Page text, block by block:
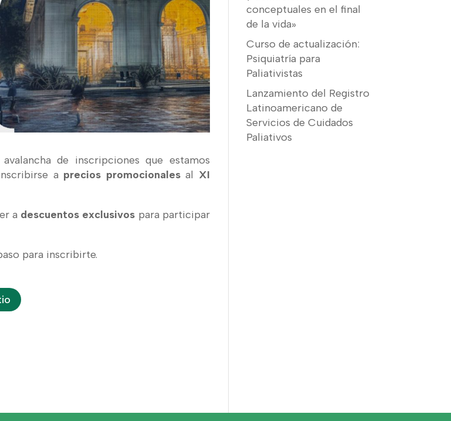
de inscripciones que estamos
a precios promocionalesal XI
a descuentos exclusivos para participar
para inscribirte.
conceptuales en el final
de la vida»
Curso de actualización:
Psiquiatría para
Paliativistas
Lanzamiento del Registro
Latinoamericano de
Servicios de Cuidados
Paliativos